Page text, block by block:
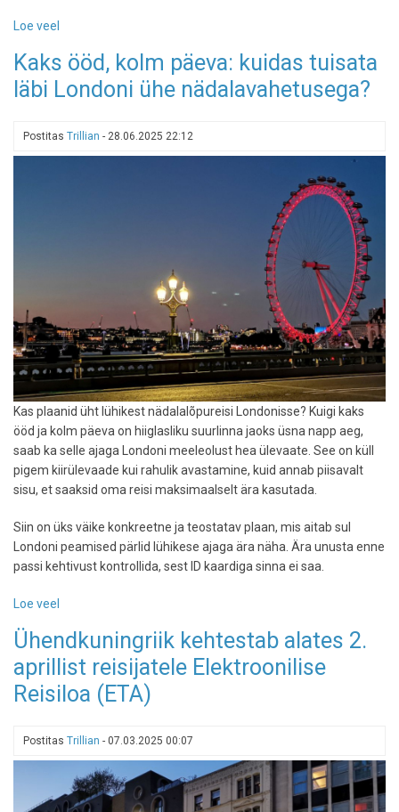
Loe veel
unistuste
nimekiri:
parimate"
Kaks ööd, kolm päeva: kuidas tuisata
läbi Londoni ühe nädalavahetusega?
Postitas Trillian - 28.06.2025 22:12
Kas plaanid üht lühikest nädalalõpureisi Londonisse? Kuigi kaks
ööd ja kolm päeva on hiiglasliku suurlinna jaoks üsna napp aeg,
saab ka selle ajaga Londoni meeleolust hea ülevaate. See on küll
pigem kiirülevaade kui rahulik avastamine, kuid annab piisavalt
sisu, et saaksid oma reisi maksimaalselt ära kasutada.
Siin on üks väike konkreetne ja teostatav plaan, mis aitab sul
Londoni peamised pärlid lühikese ajaga ära näha. Ära unusta enne
passi kehtivust kontrollida, sest ID kaardiga sinna ei saa.
Loe veel
ööd,
kolm
päeva:
kuidas
läbi
Londoni
ühe
nädalavahetusega?
Ühendkuningriik kehtestab alates 2.
aprillist reisijatele Elektroonilise
Reisiloa (ETA)
Postitas Trillian - 07.03.2025 00:07